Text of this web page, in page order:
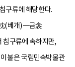
구류에 해당한다.
枕(베개)―금衾
구류에 속하지만,
불은 국립민속박물관